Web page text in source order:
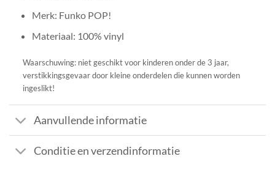
Merk: Funko POP!
Materiaal: 100% vinyl
Waarschuwing: niet geschikt voor kinderen onder de 3 jaar,
verstikkingsgevaar door kleine onderdelen die kunnen worden
ingeslikt!
Aanvullende informatie
Conditie en verzendinformatie